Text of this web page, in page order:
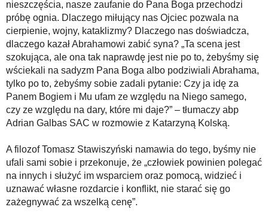
nieszczęścia, nasze zaufanie do Pana Boga przechodzi
próbę ognia. Dlaczego miłujący nas Ojciec pozwala na
cierpienie, wojny, kataklizmy? Dlaczego nas doświadcza,
dlaczego kazał Abrahamowi zabić syna? „Ta scena jest
szokująca, ale ona tak naprawdę jest nie po to, żebyśmy się
wściekali na sadyzm Pana Boga albo podziwiali Abrahama,
tylko po to, żebyśmy sobie zadali pytanie: Czy ja idę za
Panem Bogiem i Mu ufam ze względu na Niego samego,
czy ze względu na dary, które mi daje?” – tłumaczy abp
Adrian Galbas SAC w rozmowie z Katarzyną Kolską.
A filozof Tomasz Stawiszyński namawia do tego, byśmy nie
ufali sami sobie i przekonuje, że „człowiek powinien polegać
na innych i służyć im wsparciem oraz pomocą, widzieć i
uznawać własne rozdarcie i konflikt, nie starać się go
zażegnywać za wszelką cenę”.